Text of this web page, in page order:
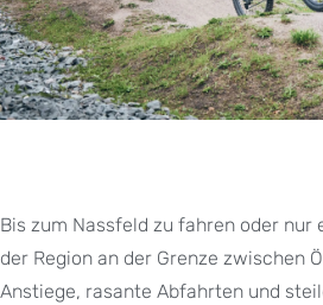
Bis zum Nassfeld zu fahren oder
der Region an der Grenze zwischen
Anstiege, rasante Abfahrten und